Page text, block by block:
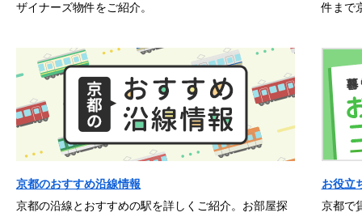
ザイナーズ物件をご紹介。
件まで
京都のおすすめ沿線情報
京都の沿線とおすすめの駅を詳しくご紹介。お部屋探
お役立
京都で